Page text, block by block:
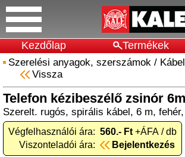
Kezdőlap Termékek
Szerelési anyagok, szerszámok /
Vissza
Telefon kézibeszélő zsinór
Szerelt. rugós, spirális kábel, 6 m,
Végfelhasználói ára: 560.- Ft +ÁFA / db
Viszonteladói ára:
Bejelentkezés